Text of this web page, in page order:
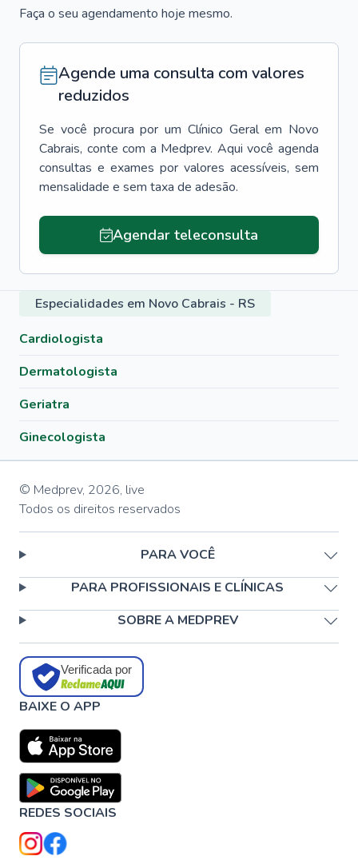
Faça o seu agendamento hoje mesmo.
Agende uma consulta com valores
reduzidos
Se você procura por um Clínico Geral em Novo
Cabrais, conte com a Medprev. Aqui você agenda
consultas e exames por valores acessíveis, sem
mensalidade e sem taxa de adesão.
Agendar teleconsulta
Especialidades em Novo Cabrais - RS
Cardiologista
Dermatologista
Geriatra
Ginecologista
© Medprev, 2026, live
Todos os direitos reservados
PARA VOCÊ
PARA PROFISSIONAIS E CLÍNICAS
SOBRE A MEDPREV
Verificada por
BAIXE O APP
REDES SOCIAIS